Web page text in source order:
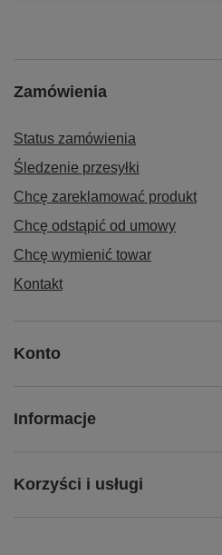
Zamówienia
Status zamówienia
Śledzenie przesyłki
Chcę zareklamować produkt
Chcę odstąpić od umowy
Chcę wymienić towar
Kontakt
Konto
Informacje
Korzyści i usługi